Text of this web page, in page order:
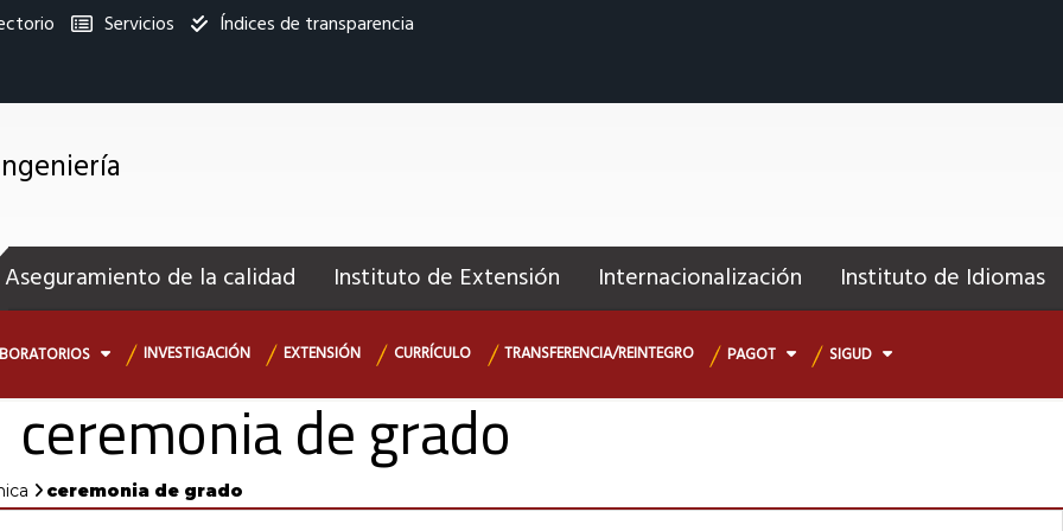
Servicios
Índices de transparencia
Aseguramiento de la calidad Instituto de Extensión Internacionalización Instituto de Idiomas
INVESTIGACIÓN EXTENSIÓN CURRÍCULO TRANSFERENCIA/REINTEGRO PAGOT SIGUD
ceremonia de grado
ceremonia de grado